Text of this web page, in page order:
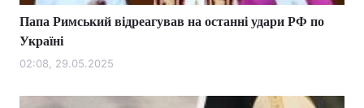
Папа Римський відреагував на останні удари РФ по
Україні
02:08, 29.05.2025